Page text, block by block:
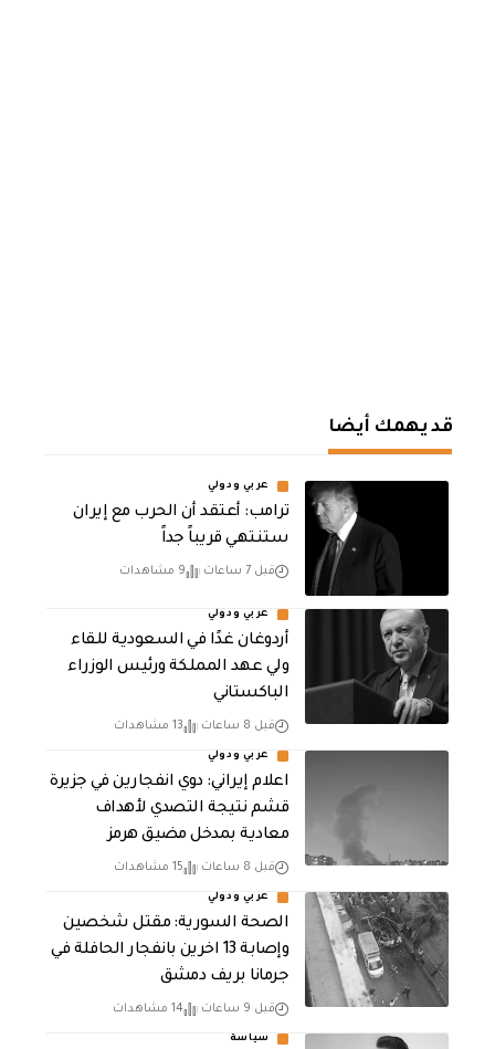
قد يهمك أيضا
عربي ودولي
‏ترامب: أعتقد أن الحرب مع إيران
ستنتهي قريباً جداً
قبل 7 ساعات 9 مشاهدات
عربي ودولي
أردوغان غدًا في السعودية للقاء
ولي عهد المملكة ورئيس الوزراء
الباكستاني
قبل 8 ساعات 13 مشاهدات
عربي ودولي
اعلام إيراني: دوي انفجارين في جزيرة
قشم نتيجة التصدي لأهداف
معادية بمدخل مضيق هرمز
قبل 8 ساعات 15 مشاهدات
عربي ودولي
الصحة السورية: مقتل شخصين
وإصابة 13 اخرين بانفجار الحافلة في
جرمانا بريف دمشق
قبل 9 ساعات 14 مشاهدات
سياسة